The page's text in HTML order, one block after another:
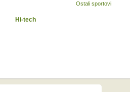
Ostali sportovi
Hi-tech